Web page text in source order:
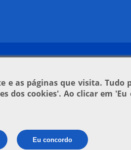
e as páginas que visita.
dos cookies'. Ao clicar em 'Eu